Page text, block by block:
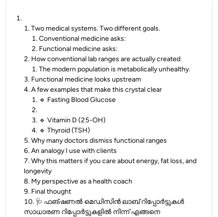
1.
1.Two medical systems. Two different goals.
1.Conventional medicine asks:
2. Functional medicine asks:
2. How conventional lab ranges are actually created
1.The modern population is metabolically unhealthy.
3. Functional medicine looks upstream
4.A few examples that make this crystal clear
1. 🔹 Fasting Blood Glucose
2.
3. 🔹 Vitamin D (25-OH)
4. 🔹 Thyroid (TSH)
5.Why many doctors dismiss functional ranges
6.An analogy I use with clients
7.Why this matters if you care about energy, fat loss, and
longevity
8. My perspective as a health coach
9. Final thought
10. 🩺 ഫങ്ഷണൽ മെഡിസിൻ ലാബ് റിപ്പോർട്ടുകൾ
സാധാരണ റിപ്പോർട്ടുകളിൽ നിന്ന് എങ്ങനെ